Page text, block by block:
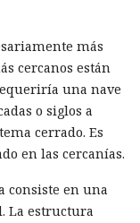
más
cercanos están
una nave
o siglos a
cerrado. Es
en las cercanías.
consiste en una
La estructura